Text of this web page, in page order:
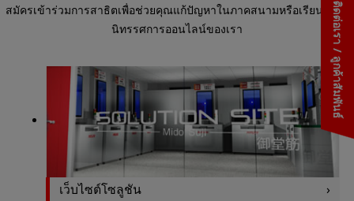
ติดต่อเรา / ลูกค้าสัมพันธ์
สมัครเข้าร่วมการสาธิตเพื่อช่วยคุณแก้ปัญหาในภาคสนามหรือเรียนรู้จาก
นิทรรศการออนไลน์ของเรา
เว็บไซต์โซลูชัน